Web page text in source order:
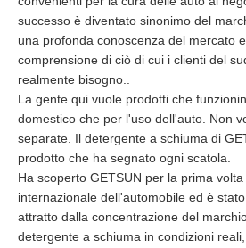
successo è diventato sinonimo del
una profonda conoscenza del mercato
comprensione di ciò di cui i clienti del
realmente bisogno..
La gente qui vuole prodotti che
domestico che per l'uso dell'auto. Non
separate. Il detergente a schiuma di
prodotto che ha segnato ogni scatola.
Ha scoperto GETSUN per la prima
internazionale dell'automobile ed è
attratto dalla concentrazione del
detergente a schiuma in condizioni